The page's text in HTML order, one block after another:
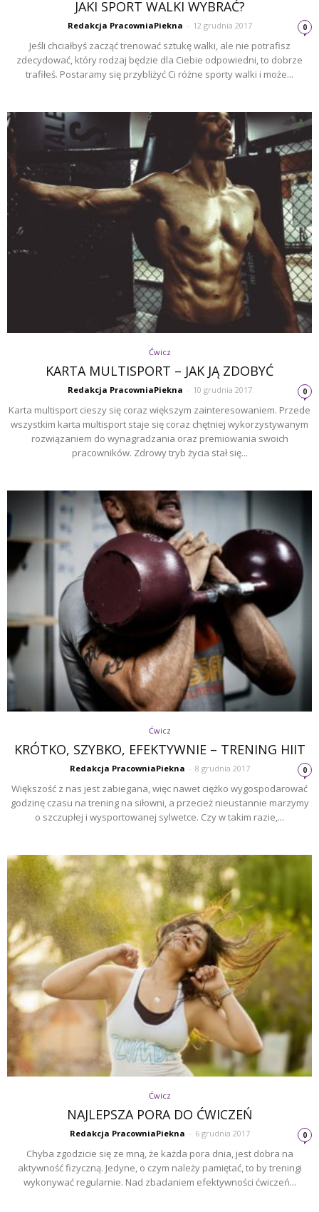
JAKI SPORT WALKI WYBRAĆ?
Redakcja PracowniaPiekna - 12 grudnia 2017 0
Jeśli chciałbyś zacząć trenować sztukę walki, ale nie potrafisz
zdecydować, który rodzaj będzie dla Ciebie odpowiedni, to dobrze
trafiłeś. Postaramy się przybliżyć Ci różne sporty walki i może...
Ćwicz
KARTA MULTISPORT – JAK JĄ ZDOBYĆ
Redakcja PracowniaPiekna - 10 grudnia 2017 0
Karta multisport cieszy się coraz większym zainteresowaniem. Przede
wszystkim karta multisport staje się coraz chętniej wykorzystywanym
rozwiązaniem do wynagradzania oraz premiowania swoich
pracowników. Zdrowy tryb życia stał się...
Ćwicz
KRÓTKO, SZYBKO, EFEKTYWNIE – TRENING HIIT
Redakcja PracowniaPiekna - 8 grudnia 2017 0
Większość z nas jest zabiegana, więc nawet ciężko wygospodarować
godzinę czasu na trening na siłowni, a przecież nieustannie marzymy
o szczupłej i wysportowanej sylwetce. Czy w takim razie,...
Ćwicz
NAJLEPSZA PORA DO ĆWICZEŃ
Redakcja PracowniaPiekna - 6 grudnia 2017 0
Chyba zgodzicie się ze mną, że każda pora dnia, jest dobra na
aktywność fizyczną. Jedyne, o czym należy pamiętać, to by treningi
wykonywać regularnie. Nad zbadaniem efektywności ćwiczeń...